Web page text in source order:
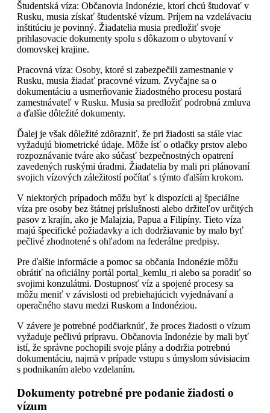
Študentská víza: Občanovia Indonézie, ktorí chcú študovať v
Rusku, musia získať študentské vízum. Príjem na vzdelávaciu
inštitúciu je povinný. Žiadatelia musia predložiť svoje
prihlasovacie dokumenty spolu s dôkazom o ubytovaní v
domovskej krajine.
Pracovná víza: Osoby, ktoré si zabezpečili zamestnanie v
Rusku, musia žiadať pracovné vízum. Zvyčajne sa o
dokumentáciu a usmerňovanie žiadostného procesu postará
zamestnávateľ v Rusku. Musia sa predložiť podrobná zmluva
a ďalšie dôležité dokumenty.
Ďalej je však dôležité zdôrazniť, že pri žiadosti sa stále viac
vyžadujú biometrické údaje. Môže ísť o otlačky prstov alebo
rozpoznávanie tváre ako súčasť bezpečnostných opatrení
zavedených ruskými úradmi. Žiadatelia by mali pri plánovaní
svojich vízových záležitostí počítať s týmto ďalším krokom.
V niektorých prípadoch môžu byť k dispozícii aj špeciálne
víza pre osoby bez štátnej príslušnosti alebo držiteľov určitých
pasov z krajín, ako je Malajzia, Papua a Filipíny. Tieto víza
majú špecifické požiadavky a ich dodržiavanie by malo byť
pečlivé zhodnotené s ohľadom na federálne predpisy.
Pre ďalšie informácie a pomoc sa občania Indonézie môžu
obrátiť na oficiálny portál portal_kemlu_ri alebo sa poradiť so
svojimi konzulátmi. Dostupnosť víz a spojené procesy sa
môžu meniť v závislosti od prebiehajúcich vyjednávaní a
operačného stavu medzi Ruskom a Indonéziou.
V závere je potrebné podčiarknúť, že proces žiadosti o vízum
vyžaduje pečlivú prípravu. Občanovia Indonézie by mali byť
istí, že správne pochopili svoje plány a dodržia potrebnú
dokumentáciu, najmä v prípade vstupu s úmyslom súvisiacim
s podnikaním alebo vzdelaním.
Dokumenty potrebné pre podanie žiadosti o
vízum